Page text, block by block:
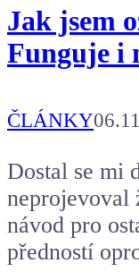
Jak jsem
Funguje i
ČLÁNKY
Dostal se mi
neprojevoval
návod pro
předností